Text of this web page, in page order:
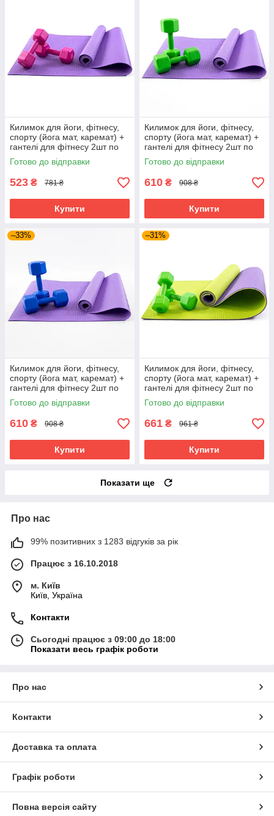
Килимок для йоги, фітнесу,
спорту (йога мат, каремат) +
гантелі для фітнесу 2шт по
2кг OSPORT Set 82 (n-0112)
Фіолетово-рожевий
Готово до відправки
523 ₴ 781 ₴
Купити
Килимок для йоги, фітнесу,
спорту (йога мат, каремат) +
гантелі для фітнесу 2шт по
3кг OSPORT Set 83 (n-0113)
Фіолетово-салатовий
Готово до відправки
610 ₴ 908 ₴
Купити
–33%
Килимок для йоги, фітнесу,
спорту (йога мат, каремат) +
гантелі для фітнесу 2шт по
3кг OSPORT Set 83 (n-0113)
Фіолетово-синій
Готово до відправки
610 ₴ 908 ₴
Купити
–31%
Килимок для йоги, фітнесу,
спорту (йога мат, каремат) +
гантелі для фітнесу 2шт по
2кг OSPORT Set 77 (n-0107)
Салатовий
Готово до відправки
661 ₴ 961 ₴
Купити
Показати ще
Про нас
99% позитивних з 1283 відгуків за рік
Працює з 16.10.2018
м. Київ
Київ, Україна
Контакти
Сьогодні працює з 09:00 до 18:00
Показати весь графік роботи
Про нас
Контакти
Доставка та оплата
Графік роботи
Повна версія сайту